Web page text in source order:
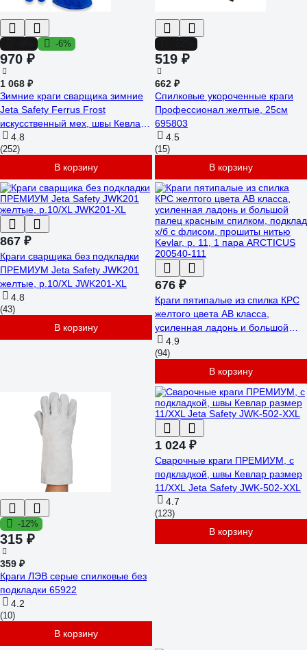
-6%
970 ₽
1 068 ₽
Зимние краги сварщика зимние
Jeta Safety Ferrus Frost
искусственный мех, швы Кевлар
10/XL JWK601-XL
4.8
(252)
В корзину
519 ₽
662 ₽
Спилковые укороченные краги
Профессионал желтые, 25см
695803
4.5
(15)
В корзину
867 ₽
Краги сварщика без подкладки
ПРЕМИУМ Jeta Safety JWK201
желтые, р.10/XL JWK201-XL
4.8
(43)
В корзину
676 ₽
Краги пятипалые из спилка КРС
желтого цвета АB класса,
усиленная ладонь и большой
палец красным спилком, подклад
х/б с флисом, прошиты нитью
Kevlar, р. 11, 1 пара ARCTICUS
200540-111
4.9
(94)
В корзину
-12%
315 ₽
359 ₽
Краги ЛЭВ серые спилковые без
подкладки 65922
4.2
(10)
В корзину
1 024 ₽
Сварочные краги ПРЕМИУМ, с
подкладкой, швы Кевлар размер
11/XXL Jeta Safety JWK-502-XXL
4.7
(123)
В корзину